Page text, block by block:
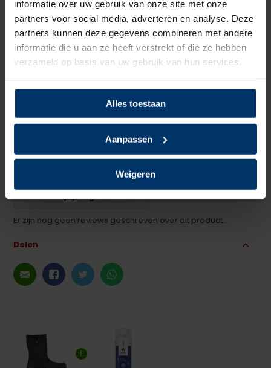
informatie over uw gebruik van onze site met onze
partners voor social media, adverteren en analyse. Deze
partners kunnen deze gegevens combineren met andere
informatie die u aan ze heeft verstrekt of die ze hebben
verzameld op basis van uw gebruik van hun services.
Alles toestaan
Aanpassen
Weigeren
Zoolmateriaal PU/PU
Antislip Ja
Overige specificaties Kruipneus, Metaalvrij
Kleur Zwart
Beoordelingen
0
Schrijf je eigen review
Er zijn nog geen reviews geschreven over dit product..
Delen